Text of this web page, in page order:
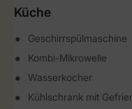
Küche
Geschirrspülmaschine
Kombi-Mikrowelle
Wasserkocher
Kühlschrank mit